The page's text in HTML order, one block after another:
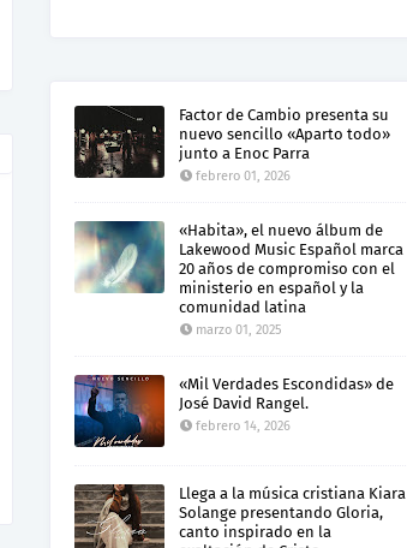
Factor de Cambio presenta su
nuevo sencillo «Aparto todo»
junto a Enoc Parra
febrero 01, 2026
«Habita», el nuevo álbum de
Lakewood Music Español marca
20 años de compromiso con el
ministerio en español y la
comunidad latina
marzo 01, 2025
«Mil Verdades Escondidas» de
José David Rangel.
febrero 14, 2026
Llega a la música cristiana Kiara
Solange presentando Gloria,
canto inspirado en la